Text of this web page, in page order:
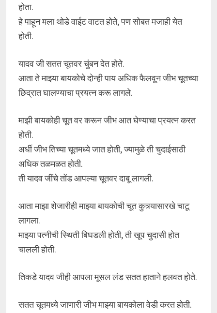
होता.
हे पाहून मला थोडे वाईट वाटत होते, पण सोबत मजाही येत
होती.
यादव जी सतत चूतवर चुंबन देत होते.
आता ते माझ्या बायकोचे दोन्ही पाय अधिक फैलवून जीभ चूतच्या
छिद्रात घालण्याचा प्रयत्न करू लागले.
माझी बायकोही चूत वर करून जीभ आत घेण्याचा प्रयत्न करत
होती.
अर्धी जीभ तिच्या चूतमध्ये जात होती, ज्यामुळे ती चुदाईसाठी
अधिक तळमळत होती.
ती यादव जींचे तोंड आपल्या चूतवर दाबू लागली.
आता माझा शेजारीही माझ्या बायकोची चूत कुत्र्यासारखे चाटू
लागला.
माझ्या पत्नीची स्थिती बिघडली होती, ती खूप चुदासी होत
चालली होती.
तिकडे यादव जीही आपला मूसल लंड सतत हाताने हलवत होते.
सतत चूतमध्ये जाणारी जीभ माझ्या बायकोला वेडी करत होती.